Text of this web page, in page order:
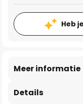
Heb
Details
Meer informatie